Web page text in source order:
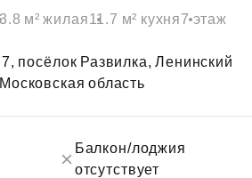
м² жилая11.7 м² кухня7 этаж
посёлок Развилка, Ленинский
область
Балкон/лоджия
отсутствует